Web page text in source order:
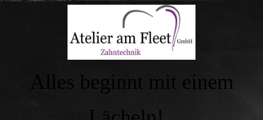
Alles beginnt mit einem